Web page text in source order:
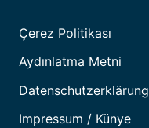
Çerez Politikası
Aydınlatma Metni
Datenschutzerklärung
Impressum / Künye